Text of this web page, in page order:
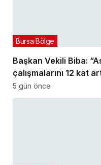
Başkan Vekili Biba:
çalışmalarını 12 kat
Bursa Bölge
5 gün önce